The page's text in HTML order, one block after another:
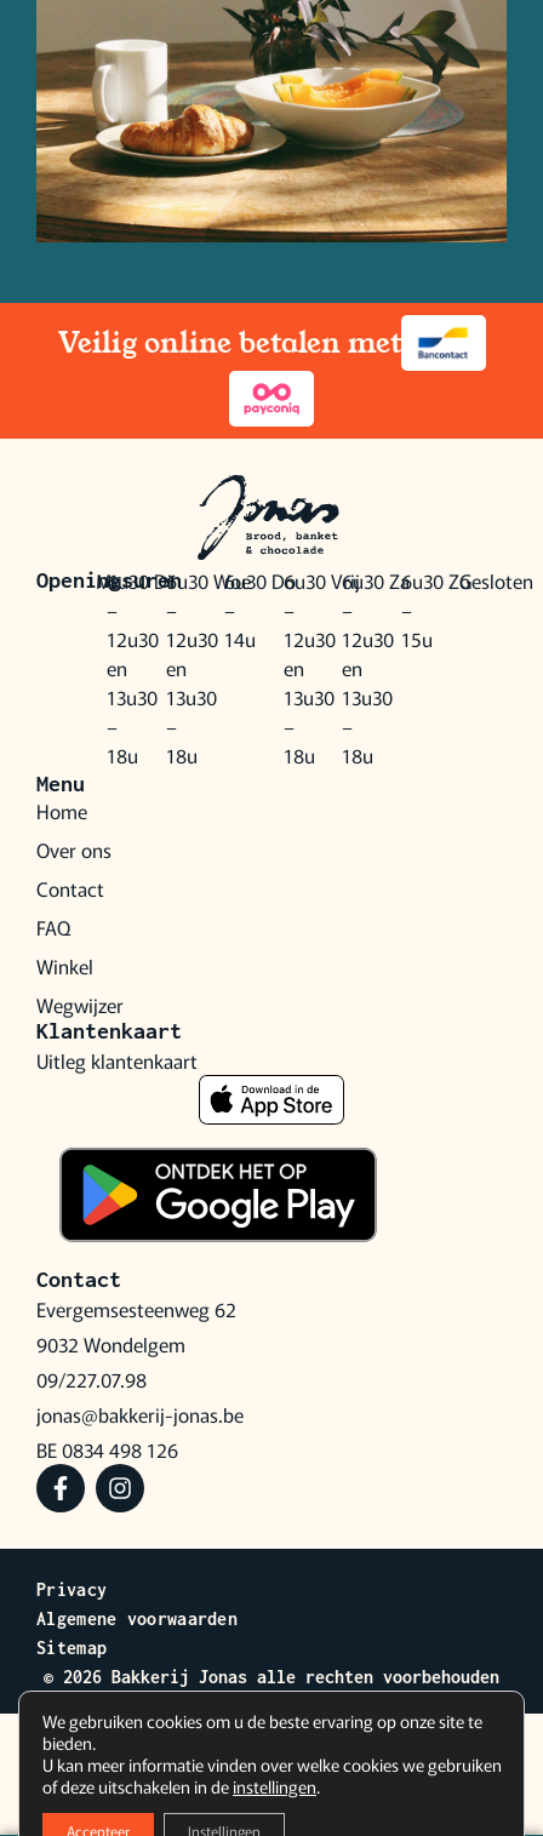
Veilig online betalen met
Openingsuren
Ma6u30
–
12u30
en
13u30
–
18u
Di6u30
–
12u30
en
13u30
–
18u
Woe
6u30
–
14u
Do6u30
–
12u30
en
13u30
–
18u
Vrij
6u30
–
12u30
en
13u30
–
18u
Za6u30
–
15u
ZoGesloten
Menu
Home
Over ons
Contact
FAQ
Winkel
Wegwijzer
Klantenkaart
Uitleg klantenkaart
Contact
Evergemsesteenweg 62
9032 Wondelgem
09/227.07.98
jonas@bakkerij-jonas.be
BE 0834 498 126
© 2026 Bakkerij Jonas alle rechten voorbehouden
Privacy
Algemene voorwaarden
Sitemap
We gebruiken cookies om u de beste ervaring op onze site te
bieden.
U kan meer informatie vinden over welke cookies we gebruiken
of deze uitschakelen in de instellingen.
Accepteer Instellingen